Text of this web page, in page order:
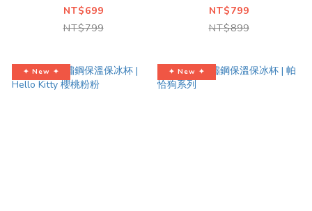
飲口旋蓋不鏽鋼吸管水
壺|530ml
NT$699
NT$799
飲口旋蓋不鏽鋼吸管水
壺|710ml
NT$799
NT$899
✦ New ✦ ✦ New ✦